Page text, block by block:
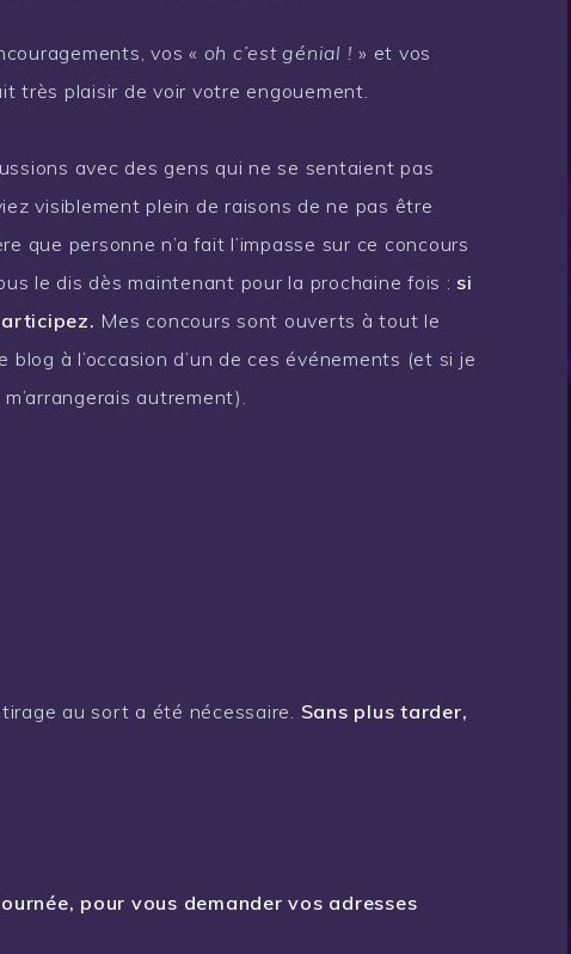
vos « oh c’est génial ! » et vos
très plaisir de voir votre engouement.
avec des gens qui ne se sentaient pas
visiblement plein de raisons de ne pas être
que personne n’a fait l’impasse sur ce concours
le dis dès maintenant pour la prochaine fois : si
Mes concours sont ouverts à tout le
blog à l’occasion d’un de ces événements (et si je
autrement).
au sort a été nécessaire. Sans plus tarder,
pour vous demander vos adresses